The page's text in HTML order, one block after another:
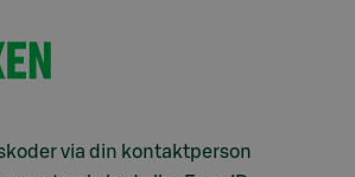
via din kontaktperson